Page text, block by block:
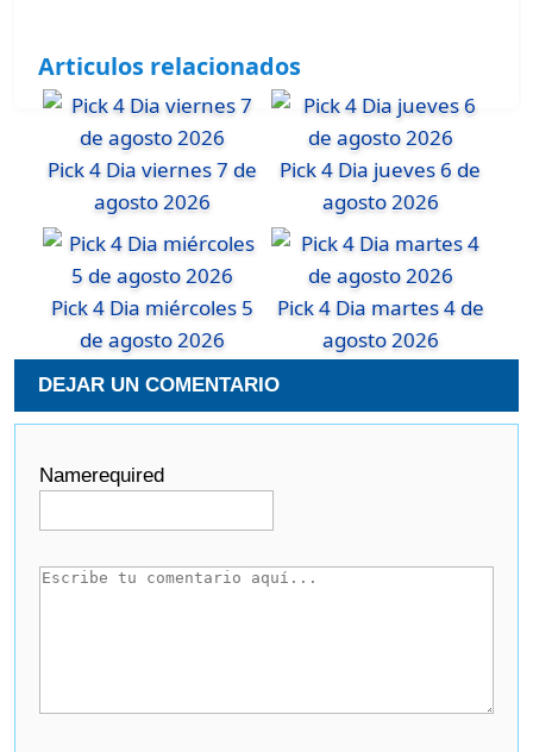
Articulos relacionados
Pick 4 Dia viernes 7 de
agosto 2026
Pick 4 Dia jueves 6 de
agosto 2026
Pick 4 Dia miércoles 5
de agosto 2026
Pick 4 Dia martes 4 de
agosto 2026
DEJAR UN COMENTARIO
Namerequired